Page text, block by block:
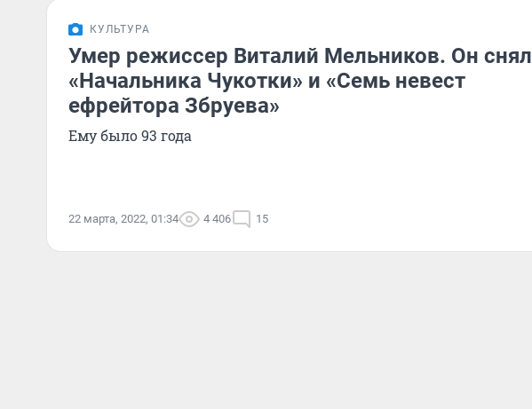
КУЛЬТУРА
Умер режиссер Виталий Мельников. Он снял
«Начальника Чукотки» и «Семь невест
ефрейтора Збруева»
Ему было 93 года
22 марта, 2022, 01:34 4 406 15